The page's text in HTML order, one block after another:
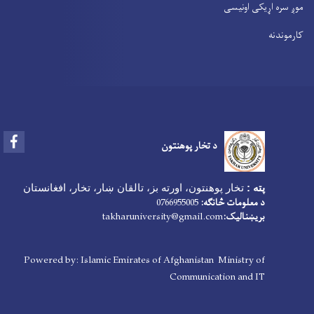
موږ سره اړیکی اونیسی
کارموندنه
د تخار پوهنتون
پته : تخار پوهنتون، اورته بز، تالقان ښار، تخار، افغانستان
د معلومات څانګه: 0766955005
بریښنالیک:takharuniversity@gmail.com
Powered by: Islamic Emirates of Afghanistan Ministry of
Communication and IT